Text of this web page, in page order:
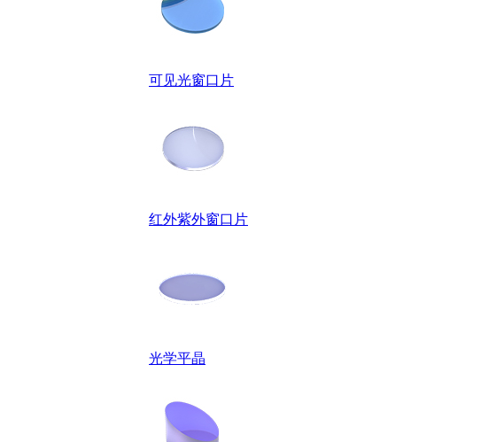
可见光窗口片
红外紫外窗口片
光学平晶